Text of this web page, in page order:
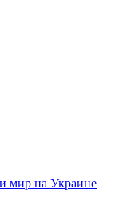
мир на Украине